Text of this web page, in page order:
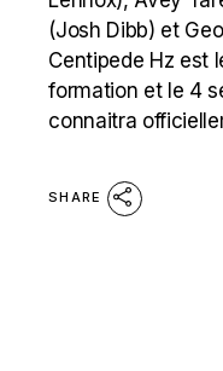
(Josh Dibb) et
Centipede Hz est
formation et le 4
connaitra
SHARE